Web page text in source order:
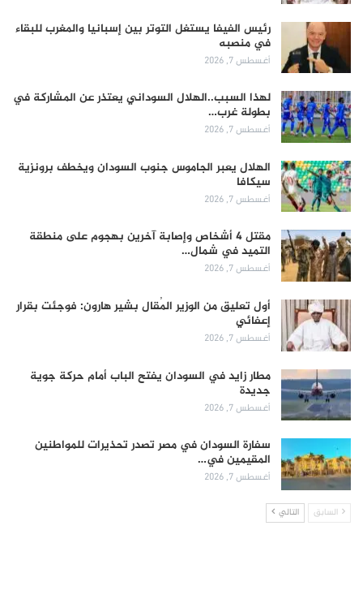
رئيس الفيفا يستغل التوتر بين إسبانيا والمغرب للبقاء
في منصبه
أغسطس 7, 2026
لهذا السبب..الهلال السوداني يعتذر عن المشاركة في
بطولة غرب…
أغسطس 7, 2026
الهلال يعبر الجاموس جنوب السودان ويخطف برونزية
سيكافا
أغسطس 7, 2026
مقتل 4 أشخاص وإصابة آخرين بهجوم على منطقة
التميد في شمال…
أغسطس 7, 2026
أول تعليق من الوزير المُقال بشير هارون: فوجئت بقرار
إعفائي
أغسطس 7, 2026
مطار زايد في السودان يفتح الباب أمام حركة جوية
جديدة
أغسطس 7, 2026
سفارة السودان في مصر تصدر تحذيرات للمواطنين
المقيمين في…
أغسطس 7, 2026
السابق التالي